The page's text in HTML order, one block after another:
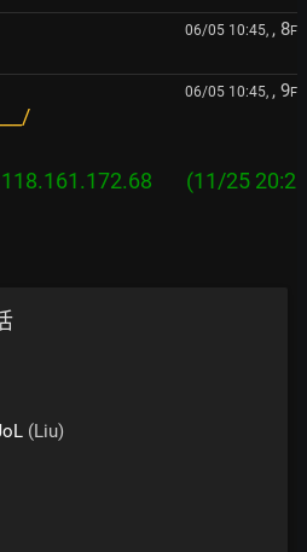
06/05 10:45, , 8F
06/05 10:45, , 9F
(11/25 20:2
(Liu)